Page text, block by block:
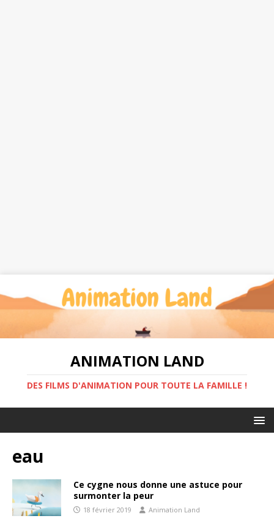
ANIMATION LAND
DES FILMS D'ANIMATION POUR TOUTE LA FAMILLE !
eau
Ce cygne nous donne une astuce pour
surmonter la peur
18 février 2019 Animation Land